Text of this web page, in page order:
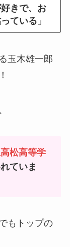
きで、お
ている 」
玉木雄一郎
松高等学
ていま
もトップの